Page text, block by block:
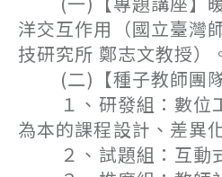
洋交互作用（國立臺灣
技研究所 鄭志文教授）
(二)【種子教師團隊
１、研發組：數位
為本的課程設計、差異
２、試題組：互動